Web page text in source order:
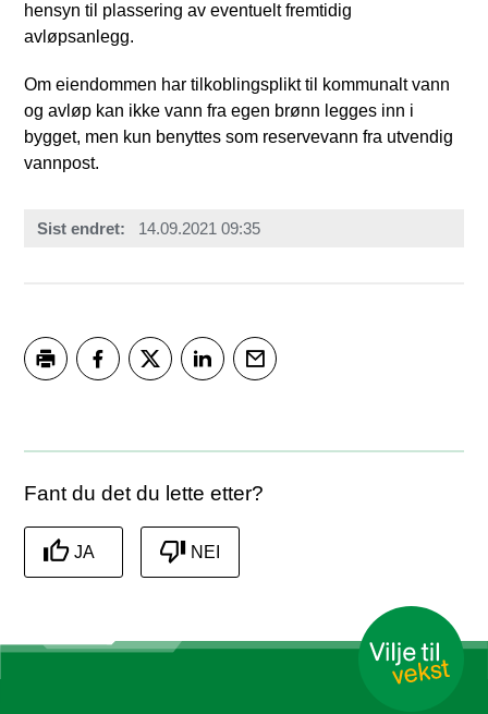
hensyn til plassering av eventuelt fremtidig
avløpsanlegg.
Om eiendommen har tilkoblingsplikt til kommunalt vann
og avløp kan ikke vann fra egen brønn legges inn i
bygget, men kun benyttes som reservevann fra utvendig
vannpost.
Sist endret 14.09.2021 09:35
Fant du det du lette etter?
JA NEI